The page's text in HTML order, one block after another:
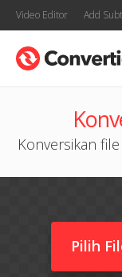
Video Editor Add
Konversikan
Pilih